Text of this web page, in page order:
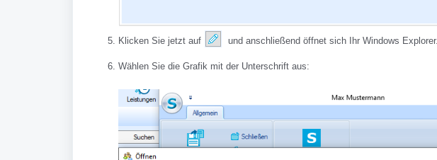
Klicken Sie jetzt auf und anschließend öffnet sich Ihr Windows Explorer.
Wählen Sie die Grafik mit der Unterschrift aus: